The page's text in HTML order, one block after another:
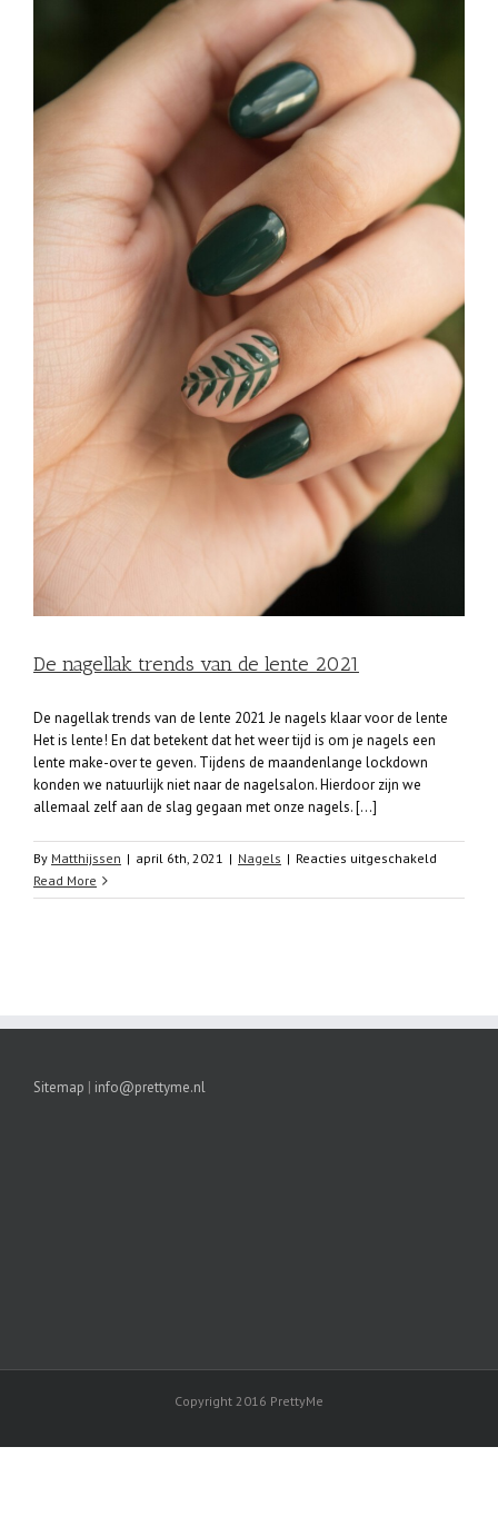
De nagellak trends van de lente 2021
De nagellak trends van de lente 2021 Je nagels klaar voor de lente
Het is lente! En dat betekent dat het weer tijd is om je nagels een
lente make-over te geven. Tijdens de maandenlange lockdown
konden we natuurlijk niet naar de nagelsalon. Hierdoor zijn we
allemaal zelf aan de slag gegaan met onze nagels. [...]
By Matthijssen | april 6th, 2021 | Nagels | Reacties uitgeschakeld
nagellak
Read More
Sitemap | info@prettyme.nl
Copyright 2016 PrettyMe